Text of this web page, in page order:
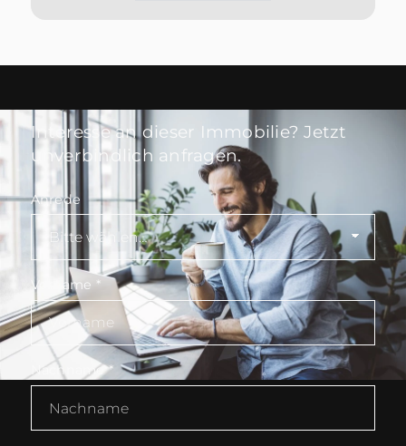
Interesse an dieser Immobilie? Jetzt
unverbindlich anfragen.
Anrede
Vorname *
Nachname*